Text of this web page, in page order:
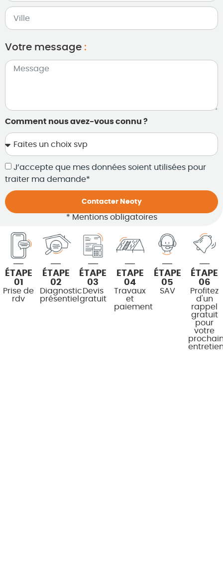
Votre message :
Comment nous avez-vous connu ?
J’accepte que mes données soient utilisées pour
traiter ma demande*
Contacter Neoty
* Mentions obligatoires
ÉTAPE
01
Prise de
rdv
ÉTAPE
02
Diagnostic
présentiel
ÉTAPE
03
Devis
gratuit
ETAPE
04
Travaux
et
paiement
ÉTAPE
05
SAV
ÉTAPE
06
Profitez
d'un
rappel
gratuit
pour
votre